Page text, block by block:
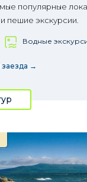
популярные
пешие экскурсии.
Водные
→